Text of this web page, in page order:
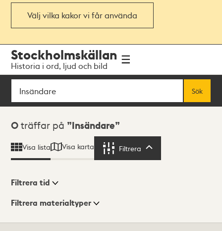
Välj vilka kakor vi får använda
navigationen
huvudinnehållet
Stockholmskällan
Historia i ord, ljud och bild
Sök
Sök
Sökresultat
0 träffar på Insändare
Visa lista Visa karta Filtrera
Visningsläge
Filtrera tid
Filtrera materialtyper